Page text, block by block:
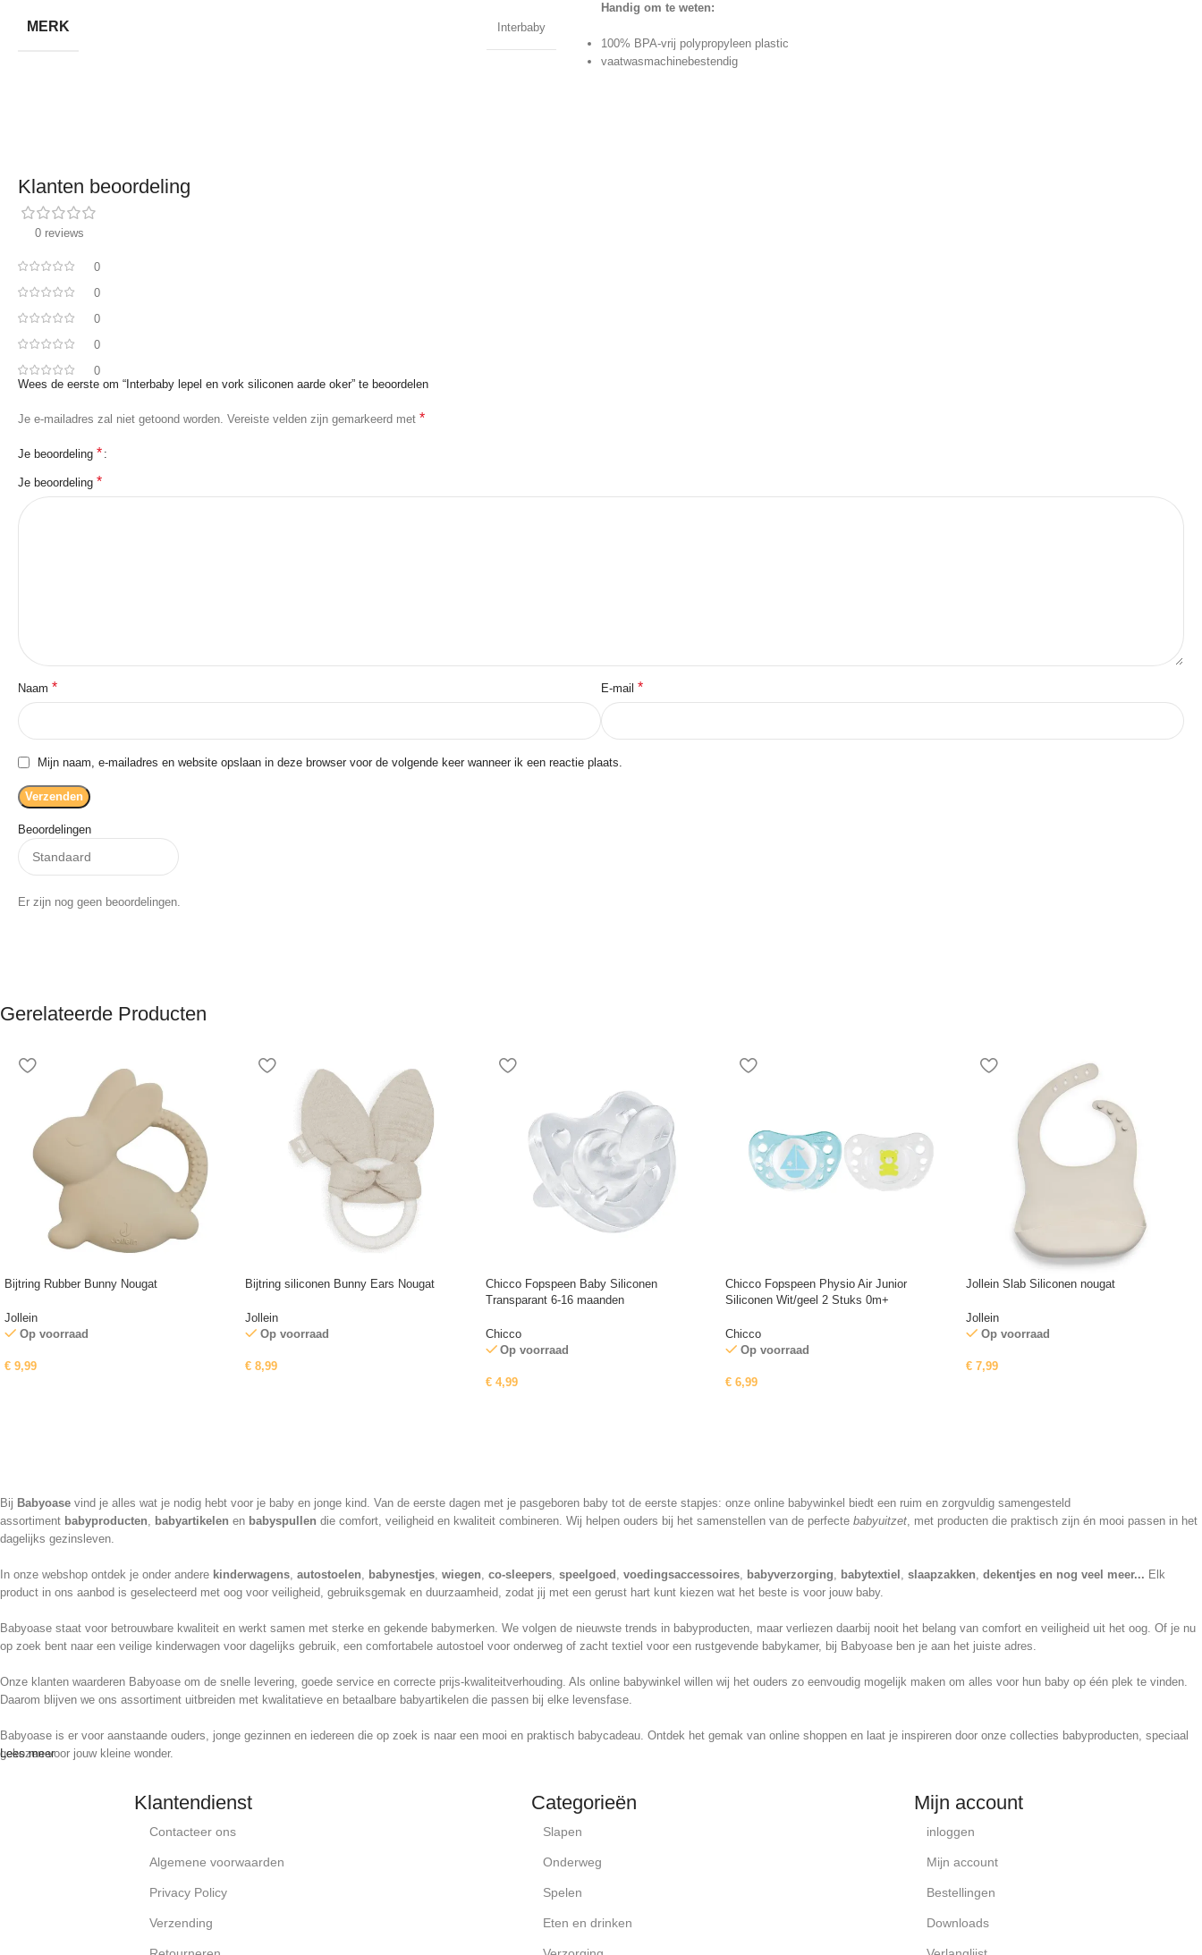
MERK Interbaby
Handig om te weten:
100% BPA-vrij polypropyleen plastic
vaatwasmachinebestendig
Klanten beoordeling
0 reviews
0
0
0
0
0
Beoordelingen
Er zijn nog geen beoordelingen.
Wees de eerste om “Interbaby lepel en vork siliconen aarde oker” te beoordelen
Je e-mailadres zal niet getoond worden. Vereiste velden zijn gemarkeerd met *
Je beoordeling *
Je beoordeling *
Naam * E-mail *
Mijn naam, e-mailadres en website opslaan in deze browser voor de volgende keer wanneer ik een reactie plaats.
Gerelateerde Producten
Bijtring Rubber Bunny Nougat
Jollein
Op voorraad
€ 9,99
Bijtring siliconen Bunny Ears Nougat
Jollein
Op voorraad
€8,99
Chicco Fopspeen Baby Siliconen
Transparant 6-16 maanden
Chicco
Op voorraad
€4,99
Chicco Fopspeen Physio Air Junior
Siliconen Wit/geel 2 Stuks 0m+
Chicco
Op voorraad
€ 6,99
Jollein Slab Siliconen nougat
Jollein
Op voorraad
€ 7,99
Bij Babyoase vind je alles wat je nodig hebt voor je baby en jonge kind. Van de eerste dagen met je pasgeboren baby tot de eerste stapjes: onze online babywinkel biedt een ruim en zorgvuldig samengesteld
assortiment babyproducten, babyartikelen en babyspullen die comfort, veiligheid en kwaliteit combineren. Wij helpen ouders bij het samenstellen van de perfecte babyuitzet, met producten die praktisch zijn én mooi passen in het
dagelijks gezinsleven.
In onze webshop ontdek je onder andere kinderwagens, autostoelen, babynestjes, wiegen, co-sleepers, speelgoed , voedingsaccessoires, babyverzorging, babytextiel , slaapzakken, dekentjes en nog veel meer... Elk
product in ons aanbod is geselecteerd met oog voor veiligheid, gebruiksgemak en duurzaamheid, zodat jij met een gerust hart kunt kiezen wat het beste is voor jouw baby.
Babyoase staat voor betrouwbare kwaliteit en werkt samen met sterke en gekende babymerken. We volgen de nieuwste trends in babyproducten, maar verliezen daarbij nooit het belang van comfort en veiligheid uit het oog. Of je nu
op zoek bent naar een veilige kinderwagen voor dagelijks gebruik, een comfortabele autostoel voor onderweg of zacht textiel voor een rustgevende babykamer, bij Babyoase ben je aan het juiste adres.
Onze klanten waarderen Babyoase om de snelle levering, goede service en correcte prijs-kwaliteitverhouding. Als online babywinkel willen wij het ouders zo eenvoudig mogelijk maken om alles voor hun baby op één plek te vinden.
Daarom blijven we ons assortiment uitbreiden met kwalitatieve en betaalbare babyartikelen die passen bij elke levensfase.
Babyoase is er voor aanstaande ouders, jonge gezinnen en iedereen die op zoek is naar een mooi en praktisch babycadeau. Ontdek het gemak van online shoppen en laat je inspireren door onze collecties babyproducten, speciaal
gekozen voor jouw kleine wonder.
Lees meer
Klantendienst
Contacteer ons
Algemene voorwaarden
Privacy Policy
Verzending
Categorieën
Slapen
Onderweg
Spelen
Eten en drinken
Mijn account
inloggen
Mijn account
Bestellingen
Downloads